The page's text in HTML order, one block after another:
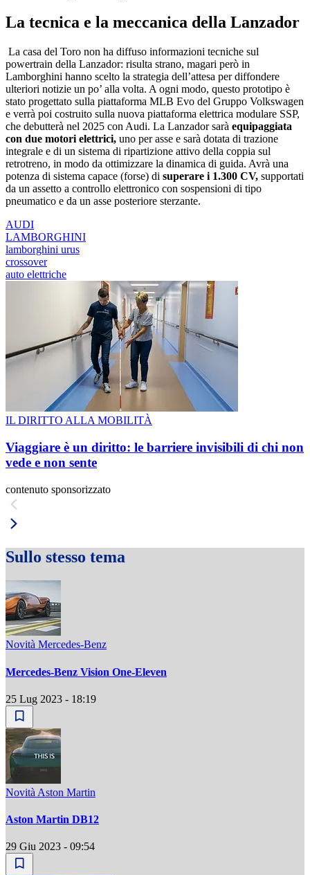
La tecnica e la meccanica della Lanzador
La casa del Toro non ha diffuso informazioni tecniche sul
powertrain della Lanzador: risulta strano, magari però in
Lamborghini hanno scelto la strategia dell’attesa per diffondere
ulteriori notizie un po’ alla volta. A ogni modo, questo prototipo è
stato progettato sulla piattaforma MLB Evo del Gruppo Volkswagen
e verrà poi costruito sulla nuova piattaforma elettrica modulare SSP,
che debutterà nel 2025 con Audi. La Lanzador sarà equipaggiata
con due motori elettrici, uno per asse e sarà dotata di trazione
integrale e di un sistema di ripartizione attivo della coppia sul
retrotreno, in modo da ottimizzare la dinamica di guida. Avrà una
potenza di sistema capace (forse) di superare i 1.300 CV, supportati
da un assetto a controllo elettronico con sospensioni di tipo
pneumatico e da un asse posteriore sterzante.
AUDI
LAMBORGHINI
lamborghini urus
crossover
auto elettriche
IL DIRITTO ALLA MOBILITÀ
Viaggiare è un diritto: le barriere invisibili di chi non
vede e non sente
contenuto sponsorizzato
Sullo stesso tema
Novità Mercedes-Benz
Mercedes-Benz Vision One-Eleven
25 Lug 2023 - 18:19
Novità Aston Martin
Aston Martin DB12
29 Giu 2023 - 09:54